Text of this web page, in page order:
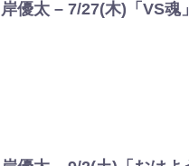
岸優太 – 7/27(木)「VS魂」